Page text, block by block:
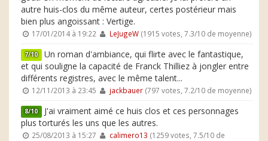
autre huis-clos du même auteur, certes postérieur mais
bien plus angoissant : Vertige.
17/01/2014 à 19:22 LeJugeW(1915 votes, 7.3/10 de moyenne)
7/10 Un roman d'ambiance, qui flirte avec le fantastique,
et qui souligne la capacité de Franck Thilliez à jongler entre
différents registres, avec le même talent...
12/11/2013 à 23:45 jackbauer(797 votes, 7.2/10 de moyenne)
8/10 J'ai vraiment aimé ce huis clos et ces personnages
plus torturés les uns que les autres.
25/08/2013 à 15:27 calimero13 (1259 votes, 7.5/10 de